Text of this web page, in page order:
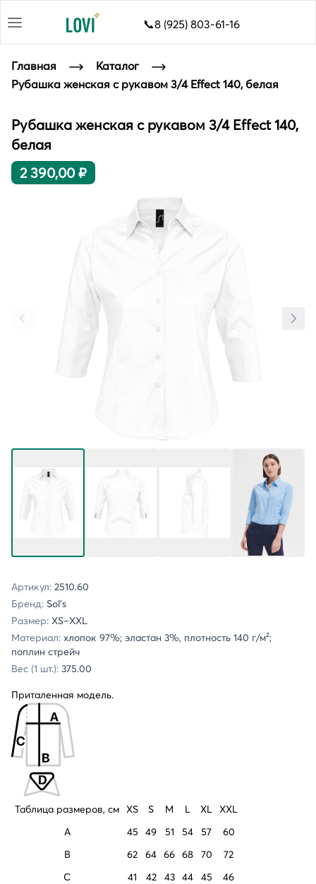
📞8 (925) 803-61-16
Главная
Каталог
Рубашка женская с рукавом 3/4 Effect 140, белая
Рубашка женская с рукавом 3/4 Effect 140,
белая
2 390,00 ₽
Артикул: 2510.60
Бренд: Sol's
Размер: XS–XXL
Материал: хлопок 97%; эластан 3%, плотность 140 г/м²;
поплин стрейч
Вес (1 шт.): 375.00
Приталенная модель.
Таблица размеров, см XS S M L XL XXL
A
45 49 51 54 57
60
B
62 64 66 68 70
72
C
41 42 43 44 45
46